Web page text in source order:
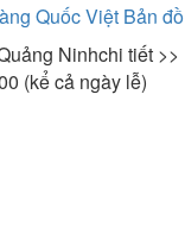
Quốc Việt Bản đồ
Ninhchi tiết >>
(kể cả ngày lễ)